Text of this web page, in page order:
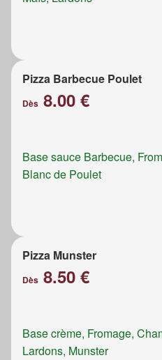
Pizza Barbecue Poulet
Dès 8.00 €
Base sauce Barbecue,
Blanc de Poulet
Pizza Munster
Dès 8.50 €
Base crème, Fromage,
Lardons, Munster